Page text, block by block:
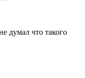
думал что такого